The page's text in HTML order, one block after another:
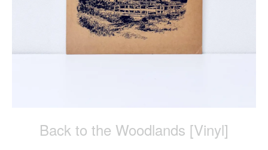
Back to the Woodlands [Vinyl]